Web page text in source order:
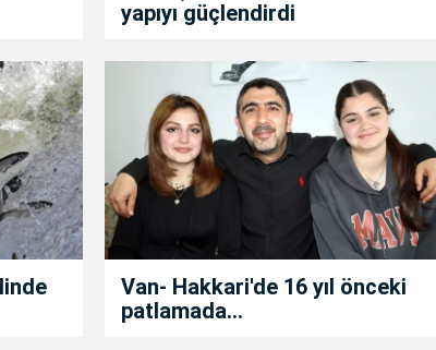
yapıyı güçlendirdi
Van- Hakkari'de 16 yıl önceki
patlamada...